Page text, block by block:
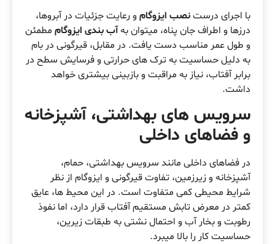
با اجرای درستنصب ایزوگام و رعایت جزئیات در آبروها،
درزها و اطراف جان پناه، میتوان بهآب بندی ایزوگام مطمئن
و طول عمر مناسب دست یافت. در مقابل، قیرگونی در بام
به دلیل حساسیت به ترک های حرارتی و فرسایش سطح در
برابر آفتاب، نیاز به مراقبت و بازبینی بیشتری خواهد
داشت.
سرویس های بهداشتی، آشپزخانه
و فضاهای داخلی
در فضاهای داخلی مانند سرویس بهداشتی، حمام،
آشپزخانه و زیرزمین، تفاوت قیرگونی و ایزوگام از نظر
شرایط محیطی کمی متفاوت است. در این محیط ها، عایق
کمتر در معرض تابش مستقیم آفتاب قرار دارد، اما نفوذ
رطوبت و بخار آب و احتمال نشتی به طبقات زیرین،
حساسیت کار را بالا میبرد.